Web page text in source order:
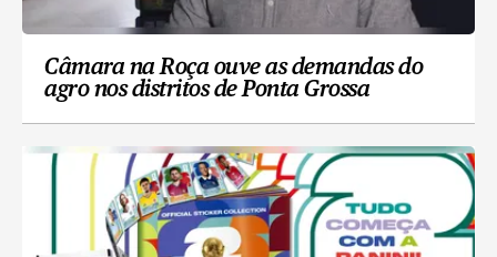
Câmara na Roça ouve as demandas do
agro nos distritos de Ponta Grossa